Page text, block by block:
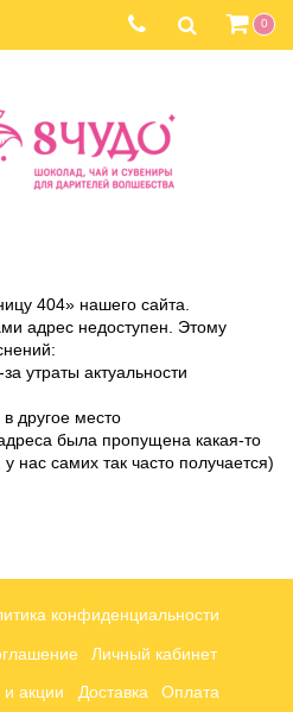
0
404» нашего сайта.
адрес недоступен. Этому
утраты актуальности
другое место
была пропущена какая-то
нас самих так часто получается)
конфиденциальности
Личный кабинет
и акции Доставка Оплата